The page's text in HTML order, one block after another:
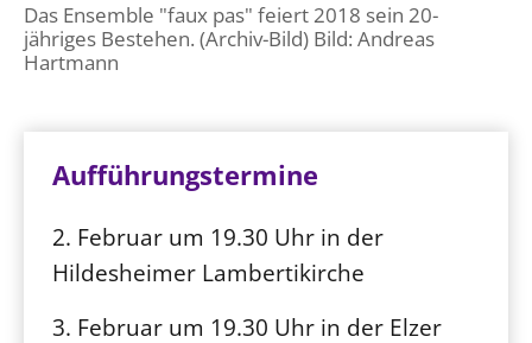
Das Ensemble "faux pas" feiert 2018 sein 20-
jähriges Bestehen. (Archiv-Bild) Bild: Andreas
Hartmann
Aufführungstermine
2. Februar um 19.30 Uhr in der
Hildesheimer Lambertikirche
3. Februar um 19.30 Uhr in der Elzer